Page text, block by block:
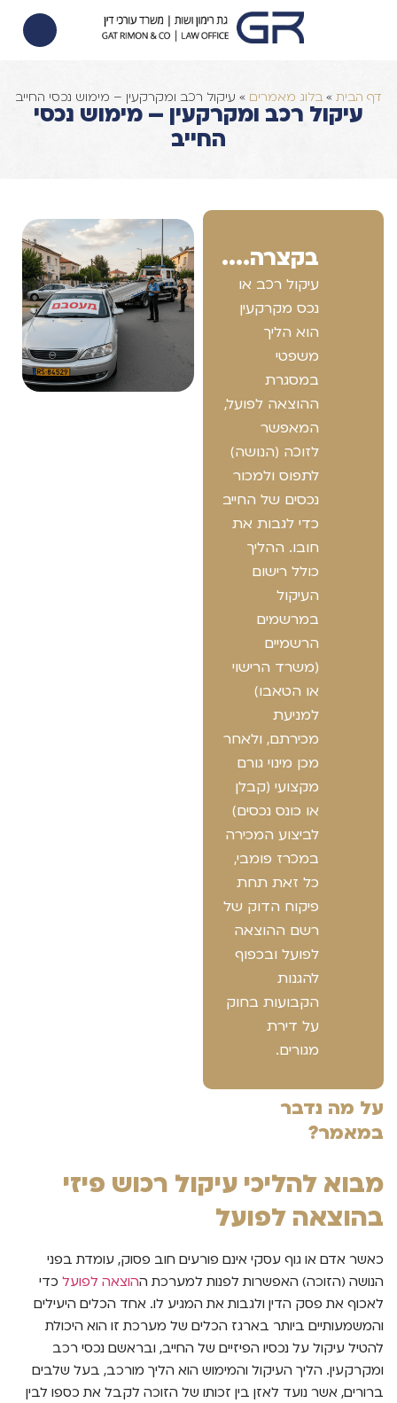
דף הבית »בלוג מאמרים » עיקול רכב ומקרקעין – מימוש נכסי החייב
עיקול רכב ומקרקעין – מימוש נכסי
החייב
בקצרה....
עיקול רכב או
נכס מקרקעין
הוא הליך
משפטי
במסגרת
ההוצאה לפועל,
המאפשר
לזוכה (הנושה)
לתפוס ולמכור
נכסים של החייב
כדי לגבות את
חובו. ההליך
כולל רישום
העיקול
במרשמים
הרשמיים
(משרד הרישוי
או הטאבו)
למניעת
מכירתם, ולאחר
מכן מינוי גורם
מקצועי (קבלן
או כונס נכסים)
לביצוע המכירה
במכרז פומבי,
כל זאת תחת
פיקוח הדוק של
רשם ההוצאה
לפועל ובכפוף
להגנות
הקבועות בחוק
על דירת
מגורים.
על מה נדבר
במאמר?
מבוא להליכי עיקול רכוש פיזי
בהוצאה לפועל
כאשר אדם או גוף עסקי אינם פורעים חוב פסוק, עומדת בפני
הנושה (הזוכה) האפשרות לפנות למערכת ההוצאה לפועל כדי
לאכוף את פסק הדין ולגבות את המגיע לו. אחד הכלים היעילים
והמשמעותיים ביותר בארגז הכלים של מערכת זו הוא היכולת
להטיל עיקול על נכסיו הפיזיים של החייב, ובראשם נכסי רכב
ומקרקעין. הליך העיקול והמימוש הוא הליך מורכב, בעל שלבים
ברורים, אשר נועד לאזן בין זכותו של הזוכה לקבל את כספו לבין